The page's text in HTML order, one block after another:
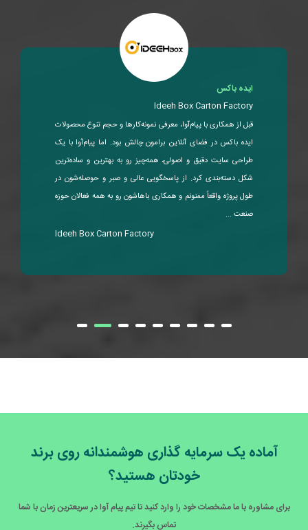
هیرا کارتریج
Hira Cartridge
پیام‌آوا با طراحی اختصاصی سایت هیرا کارتریج و اجرای سئوی
فوق‌العاده، فروش آنلاین ما رو وارد فاز جدیدی کرد. کیفیت فنی،
سرعت عمل و پاسخگویی دائمی‌شون ...
Hira Cartridge
آماده یک سرمایه گذاری هوشمندانه روی برند
خودتان هستید؟
برای مشاوره با ما مشخصات خود را وارد کنید تا تیم پیام آوا در سریعترین زمان با شما
تماس بگیرند.